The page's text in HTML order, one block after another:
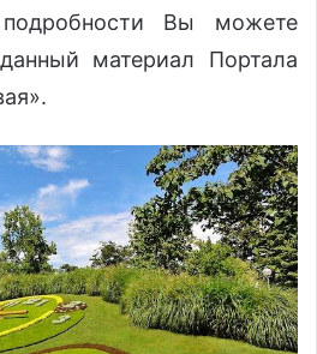
Вы можете
материал Портала